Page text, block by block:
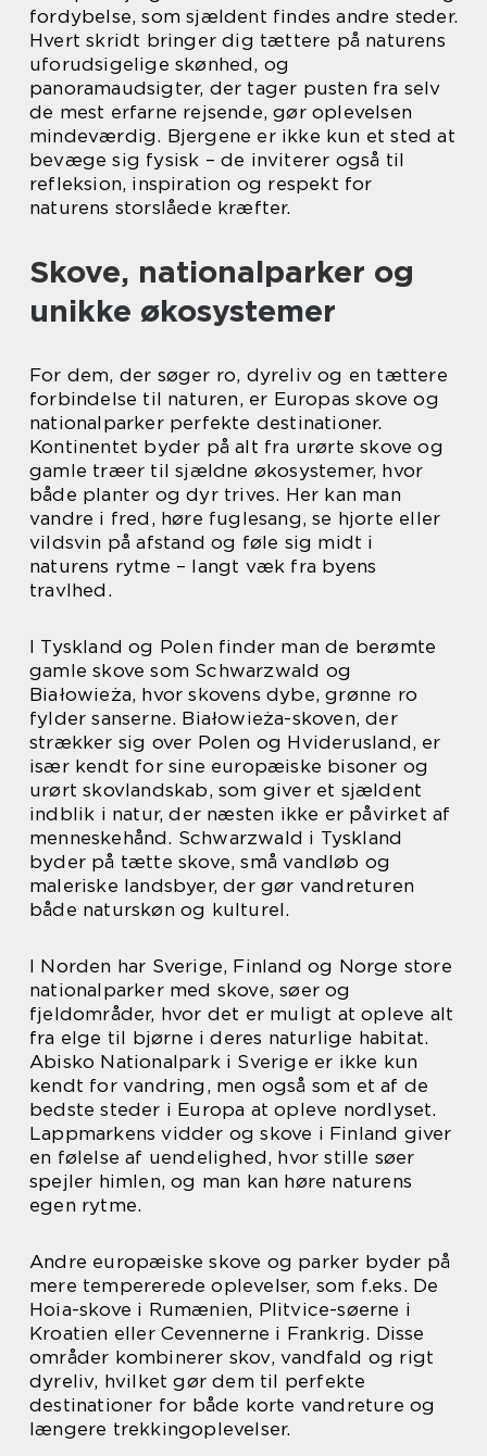
fordybelse, som sjældent findes andre steder.
Hvert skridt bringer dig tættere på naturens
uforudsigelige skønhed, og
panoramaudsigter, der tager pusten fra selv
de mest erfarne rejsende, gør oplevelsen
mindeværdig. Bjergene er ikke kun et sted at
bevæge sig fysisk – de inviterer også til
refleksion, inspiration og respekt for
naturens storslåede kræfter.
Skove, nationalparker og
unikke økosystemer
For dem, der søger ro, dyreliv og en tættere
forbindelse til naturen, er Europas skove og
nationalparker perfekte destinationer.
Kontinentet byder på alt fra urørte skove og
gamle træer til sjældne økosystemer, hvor
både planter og dyr trives. Her kan man
vandre i fred, høre fuglesang, se hjorte eller
vildsvin på afstand og føle sig midt i
naturens rytme – langt væk fra byens
travlhed.
I Tyskland og Polen finder man de berømte
gamle skove som Schwarzwald og
Białowieża, hvor skovens dybe, grønne ro
fylder sanserne. Białowieża-skoven, der
strækker sig over Polen og Hviderusland, er
især kendt for sine europæiske bisoner og
urørt skovlandskab, som giver et sjældent
indblik i natur, der næsten ikke er påvirket af
menneskehånd. Schwarzwald i Tyskland
byder på tætte skove, små vandløb og
maleriske landsbyer, der gør vandreturen
både naturskøn og kulturel.
I Norden har Sverige, Finland og Norge store
nationalparker med skove, søer og
fjeldområder, hvor det er muligt at opleve alt
fra elge til bjørne i deres naturlige habitat.
Abisko Nationalpark i Sverige er ikke kun
kendt for vandring, men også som et af de
bedste steder i Europa at opleve nordlyset.
Lappmarkens vidder og skove i Finland giver
en følelse af uendelighed, hvor stille søer
spejler himlen, og man kan høre naturens
egen rytme.
Andre europæiske skove og parker byder på
mere tempererede oplevelser, som f.eks. De
Hoia-skove i Rumænien, Plitvice-søerne i
Kroatien eller Cevennerne i Frankrig. Disse
områder kombinerer skov, vandfald og rigt
dyreliv, hvilket gør dem til perfekte
destinationer for både korte vandreture og
længere trekkingoplevelser.